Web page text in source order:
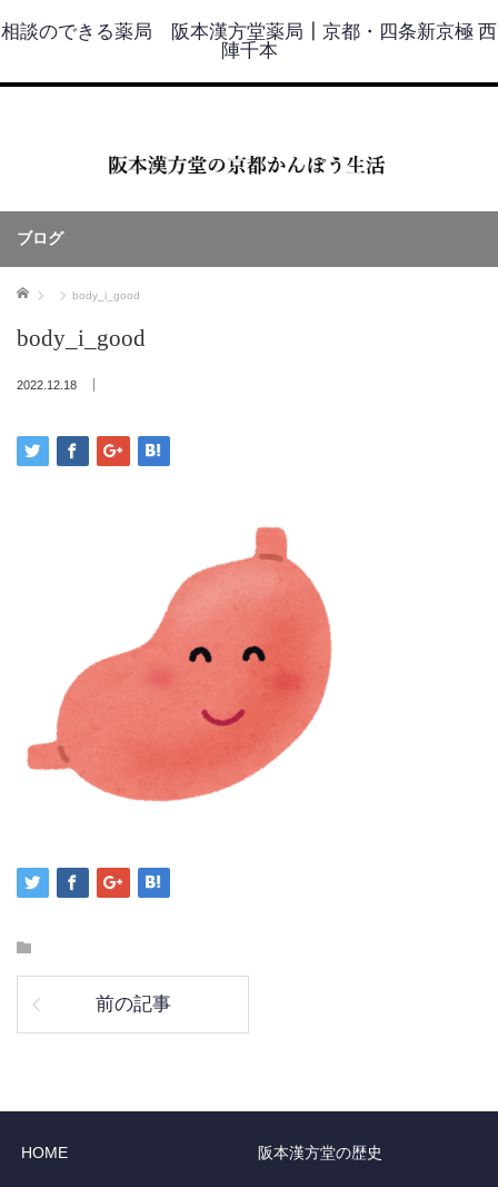
相談のできる薬局 阪本漢方堂薬局┃京都・四条新京極 西
陣千本
ブログ
ホーム body_i_good
body_i_good
2022.12.18
前の記事
HOME 阪本漢方堂の歴史